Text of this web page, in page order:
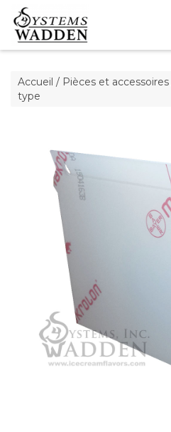
Accueil / Pièces et accessoires
type